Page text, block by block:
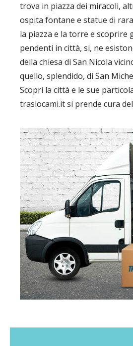
trova in piazza dei miracoli,
ospita fontane e statue di
la piazza e la torre e scoprire
pendenti in città, si, ne
della chiesa di San Nicola
quello, splendido, di San
Scopri la città e le sue
traslocami.it si prende cura